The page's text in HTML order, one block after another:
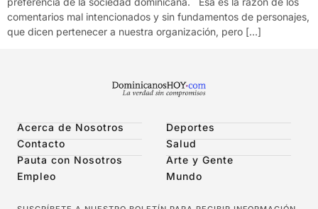
comentarios mal intencionados y sin fundamentos de personajes,
que dicen pertenecer a nuestra organización, pero […]
Acerca de Nosotros
Contacto
Pauta con Nosotros
Empleo
Deportes
Salud
Arte y Gente
Mundo